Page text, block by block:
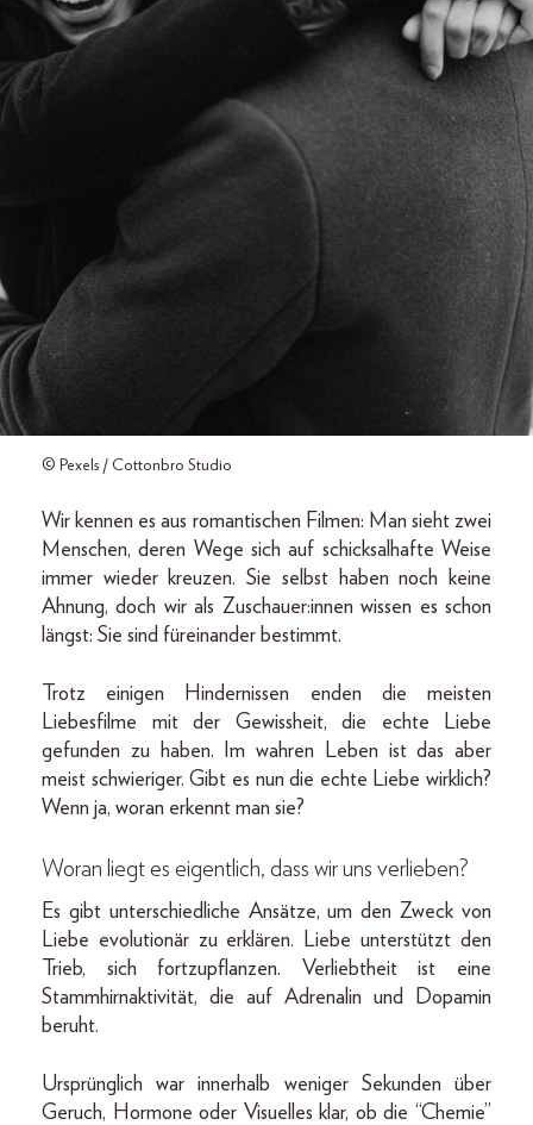
© Pexels / Cottonbro Studio
Wir kennen es aus romantischen Filmen: Man sieht zwei
Menschen, deren Wege sich auf schicksalhafte Weise
immer wieder kreuzen. Sie selbst haben noch keine
Ahnung, doch wir als Zuschauer:innen wissen es schon
längst: Sie sind füreinander bestimmt.
Trotz einigen Hindernissen enden die meisten
Liebesfilme mit der Gewissheit, die echte Liebe
gefunden zu haben. Im wahren Leben ist das aber
meist schwieriger. Gibt es nun die echte Liebe wirklich?
Wenn ja, woran erkennt man sie?
Woran liegt es eigentlich, dass wir uns verlieben?
Es gibt unterschiedliche Ansätze, um den Zweck von
Liebe evolutionär zu erklären. Liebe unterstützt den
Trieb, sich fortzupflanzen. Verliebtheit ist eine
Stammhirnaktivität, die auf Adrenalin und Dopamin
beruht.
Ursprünglich war innerhalb weniger Sekunden über
Geruch, Hormone oder Visuelles klar, ob die “Chemie”